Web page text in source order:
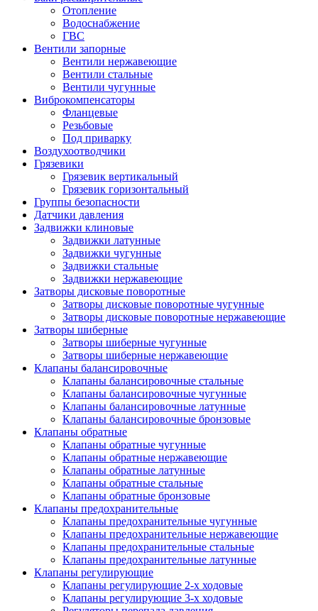
Отопление
Водоснабжение
ГВС
Вентили запорные
Вентили нержавеющие
Вентили стальные
Вентили чугунные
Виброкомпенсаторы
Фланцевые
Резьбовые
Под приварку
Воздухоотводчики
Грязевики
Грязевик вертикальный
Грязевик горизонтальный
Группы безопасности
Датчики давления
Задвижки клиновые
Задвижки латунные
Задвижки чугунные
Задвижки стальные
Задвижки нержавеющие
Затворы дисковые поворотные
Затворы дисковые поворотные чугунные
Затворы дисковые поворотные нержавеющие
Затворы шиберные
Затворы шиберные чугунные
Затворы шиберные нержавеющие
Клапаны балансировочные
Клапаны балансировочные стальные
Клапаны балансировочные чугунные
Клапаны балансировочные латунные
Клапаны балансировочные бронзовые
Клапаны обратные
Клапаны обратные чугунные
Клапаны обратные нержавеющие
Клапаны обратные латунные
Клапаны обратные стальные
Клапаны обратные бронзовые
Клапаны предохранительные
Клапаны предохранительные чугунные
Клапаны предохранительные нержавеющие
Клапаны предохранительные стальные
Клапаны предохранительные латунные
Клапаны регулирующие
Клапаны регулирующие 2-х ходовые
Клапаны регулирующие 3-х ходовые